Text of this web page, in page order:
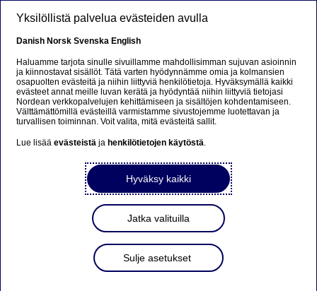
Nordea Bank Oyj:n
taloudelliset raportit vuonna
2020
Pörssitiedotteet | 21-10-2019 10:00
Nordea Bank Oyj – Pörssitiedote –
Tulosjulkistamisajankohdat
Nordea Bank Oyj julkaisee vuonna 2020 seuraavat
taloudelliset raportit:
Yksilöllistä palvelua evästeiden avulla
Danish Norsk Svenska English
Haluamme tarjota sinulle sivuillamme mahdollisimman sujuvan asioinnin
ja kiinnostavat sisällöt. Tätä varten hyödynnämme omia ja kolmansien
osapuolten evästeitä ja niihin liittyviä henkilötietoja. Hyväksymällä kaikki
evästeet annat meille luvan kerätä ja hyödyntää niihin liittyviä tietojasi
Nordean verkkopalvelujen kehittämiseen ja sisältöjen kohdentamiseen.
Välttämättömillä evästeillä varmistamme sivustojemme luotettavan ja
turvallisen toiminnan. Voit valita, mitä evästeitä sallit.
Lue lisääevästeistä ja henkilötietojen käytöstä.
Hyväksy kaikki
Jatka valituilla
Sulje asetukset